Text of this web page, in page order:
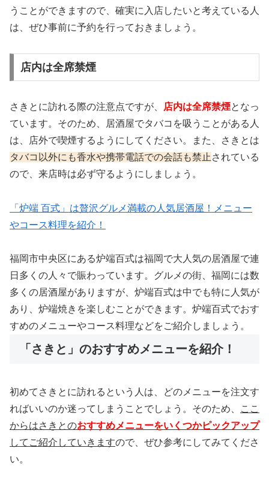
うことができますので、確実に入店したいと考えている人
は、ぜひ事前に予約を行っておきましょう。
店内は全席禁煙
さきとに訪れる際の注意点ですが、 店内は全席禁煙となっ
ています。そのため、居酒屋でタバコを吸うことがある人
は、店外で喫煙するようにしてください。また、さきとは
タバコ以外にも香水や携帯電話での会話も禁止 されている
ので、来店時は必ず守るようにしましょう。
「炉端 百式」は贅沢グルメ満載の人気居酒屋！メニュー
やコース料理を紹介！
福岡市中央区にある炉端百式は福岡で大人気の居酒屋で連
日多くの人々で賑わっています。グルメの街、福岡には数
多くの居酒屋がありますが、炉端百式は中でも特に人気が
あり、炉端焼きを楽しむことができます。炉端百式でおす
すめのメニューやコース料理などをご紹介しましょう。
「さきと」のおすすめメニューを紹介！
初めてさきとに訪れるという人は、どのメニューを注文す
ればいいのか迷ってしまうことでしょう。そのため、
ここ
からはさきとのおすすめメニューをいくつかピックアップ
してご紹介していきますので、ぜひ参考にしてみてくださ
い。